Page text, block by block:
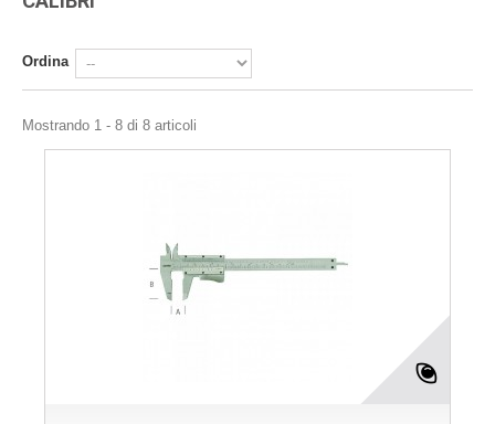
Ordina
Mostrando 1 - 8 di 8 articoli